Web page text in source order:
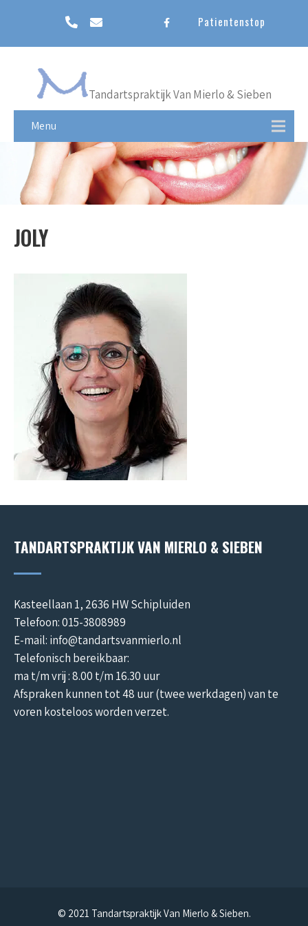
Patientenstop
Tandartspraktijk Van Mierlo & Sieben
Menu
JOLY
TANDARTSPRAKTIJK VAN MIERLO & SIEBEN
Kasteellaan 1, 2636 HW Schipluiden
Telefoon: 015-3808989
E-mail: info@tandartsvanmierlo.nl
Telefonisch bereikbaar:
ma t/m vrij : 8.00 t/m 16.30 uur
Afspraken kunnen tot 48 uur (twee werkdagen) van te
voren kosteloos worden verzet.
© 2021 Tandartspraktijk Van Mierlo & Sieben.